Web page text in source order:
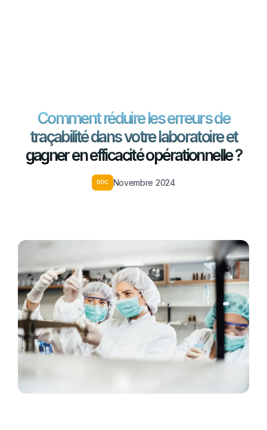
Comment réduire les erreurs de
traçabilité dans votre laboratoire et
gagner en efficacité opérationnelle ?
DOC Novembre 2024